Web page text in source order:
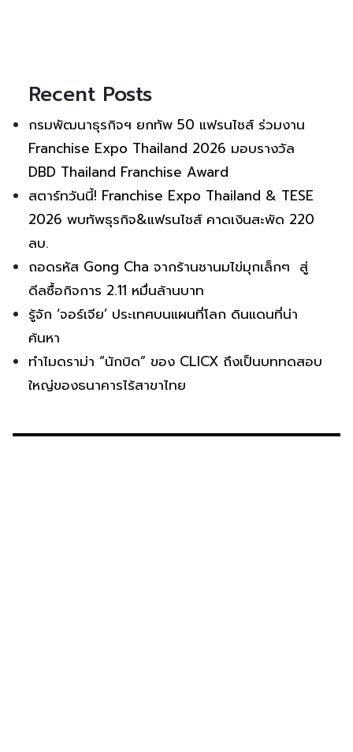
Recent Posts
กรมพัฒนาธุรกิจฯ ยกทัพ 50 แฟรนไชส์ ร่วมงาน
Franchise Expo Thailand 2026 มอบรางวัล
DBD Thailand Franchise Award
สตาร์ทวันนี้! Franchise Expo Thailand & TESE
2026 พบทัพธุรกิจ&แฟรนไชส์ คาดเงินสะพัด 220
ลบ.
ถอดรหัส Gong Cha จากร้านชานมไข่มุกเล็กๆ สู่
ดีลซื้อกิจการ 2.11 หมื่นล้านบาท
รู้จัก ‘จอร์เจีย’ ประเทศบนแผนที่โลก ดินแดนที่น่า
ค้นหา
ทำไมดราม่า “นักบิด” ของ CLICX ถึงเป็นบททดสอบ
ใหญ่ของธนาคารไร้สาขาไทย